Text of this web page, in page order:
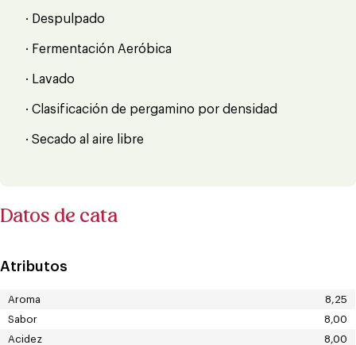
· Despulpado
· Fermentación Aeróbica
· Lavado
· Clasificación de pergamino por densidad
· Secado al aire libre
Datos de cata
Atributos
Aroma
8,25
Sabor
8,00
Acidez
8,00